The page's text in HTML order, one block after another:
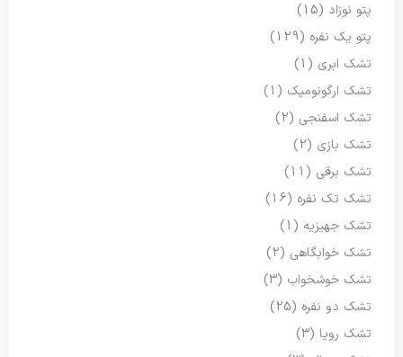
پتو نوزاد (15)
پتو یک نفره (129)
تشک ابری (1)
تشک ارگونومیک (1)
تشک اسفنجی (2)
تشک بازی (2)
تشک برقی (11)
تشک تک نفره (16)
تشک جهیزیه (1)
تشک خوابگاهی (2)
تشک خوشخواب (3)
تشک دو نفره (25)
تشک رویا (3)